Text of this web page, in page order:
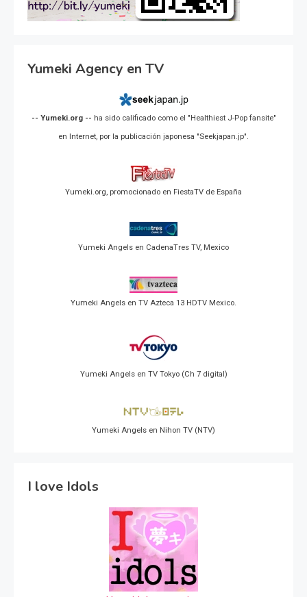
Yumeki Agency en TV
-- Yumeki.org -- ha sido calificado como el "Healthiest J-Pop fansite"
en Internet, por la publicación japonesa "Seekjapan.jp".
Yumeki.org, promocionado en FiestaTV de España
Yumeki Angels en CadenaTres TV, Mexico
Yumeki Angels en TV Azteca 13 HDTV Mexico.
Yumeki Angels en TV Tokyo (Ch 7 digital)
Yumeki Angels en Nihon TV (NTV)
I love Idols